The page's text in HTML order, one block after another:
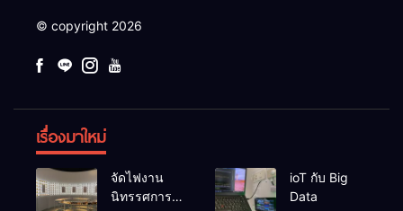
© copyright 2026
เรื่องมาใหม่
จัดไฟงาน
นิทรรศการผึ่ง
ioT กับ Big
Data